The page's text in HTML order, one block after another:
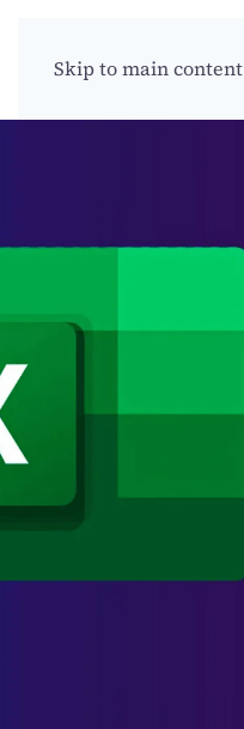
Skip to main content